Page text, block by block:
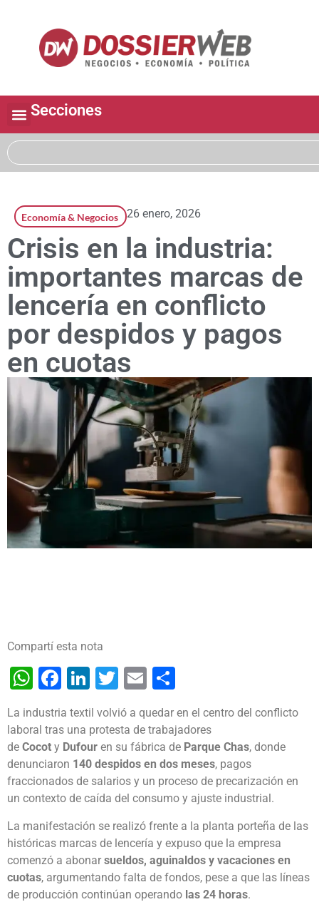
Secciones
Economía & Negocios 26 enero, 2026
Crisis en la industria:
importantes marcas de
lencería en conflicto
por despidos y pagos
en cuotas
Compartí esta nota
WhatsApp
Facebook
LinkedIn
Twitter
Email
La industria textil volvió a quedar en el centro del conflicto
laboral tras una protesta de trabajadores
de Cocot y Dufour en su fábrica de Parque Chas, donde
denunciaron 140 despidos en dos meses, pagos
fraccionados de salarios y un proceso de precarización en
un contexto de caída del consumo y ajuste industrial.
La manifestación se realizó frente a la planta porteña de las
históricas marcas de lencería y expuso que la empresa
comenzó a abonar sueldos, aguinaldos y vacaciones en
cuotas, argumentando falta de fondos, pese a que las líneas
de producción continúan operando las 24 horas.